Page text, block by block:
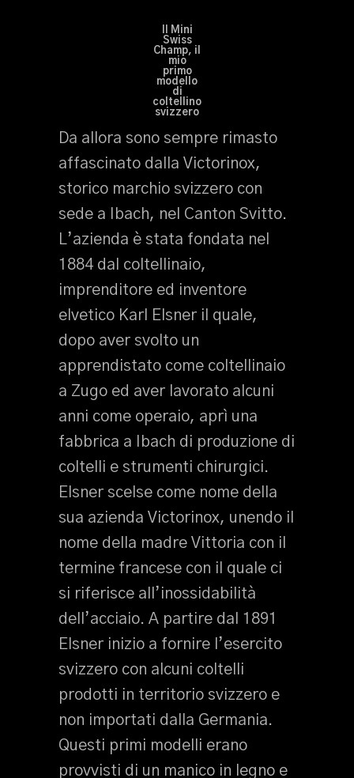
Il Mini
Swiss
Champ, il
mio
primo
modello
di
coltellino
svizzero
Da allora sono sempre rimasto
affascinato dalla Victorinox,
storico marchio svizzero con
sede a Ibach, nel Canton Svitto.
L’azienda è stata fondata nel
1884 dal coltellinaio,
imprenditore ed inventore
elvetico Karl Elsner il quale,
dopo aver svolto un
apprendistato come coltellinaio
a Zugo ed aver lavorato alcuni
anni come operaio, aprì una
fabbrica a Ibach di produzione di
coltelli e strumenti chirurgici.
Elsner scelse come nome della
sua azienda Victorinox, unendo il
nome della madre Vittoria con il
termine francese con il quale ci
si riferisce all’inossidabilità
dell’acciaio. A partire dal 1891
Elsner inizio a fornire l’esercito
svizzero con alcuni coltelli
prodotti in territorio svizzero e
non importati dalla Germania.
Questi primi modelli erano
provvisti di un manico in legno e